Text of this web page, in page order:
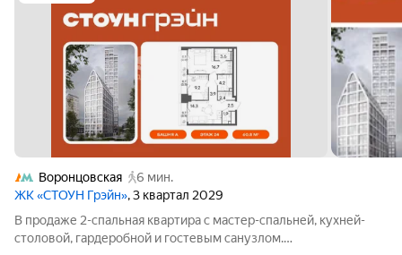
Воронцовская
6 мин.
ЖК «СТОУН Грэйн», 3 квартал 2029
В продаже 2-спальная квартира с мастер-спальней, кухней-
столовой, гардеробной и гостевым санузлом.